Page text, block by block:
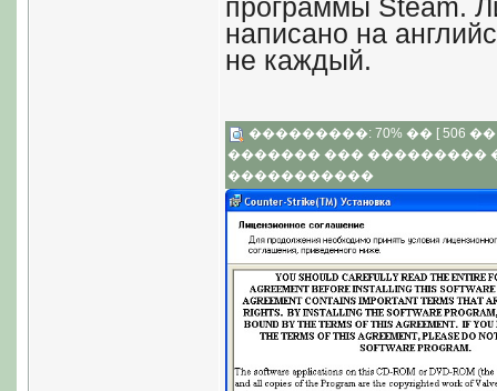
программы Steam.
написано на
не каждый.
���������: 70% �� [ 506 ��
������� ��� ���������
�����������